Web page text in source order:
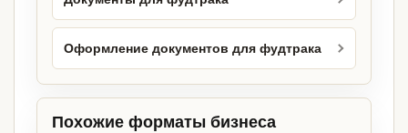
Оформление документов для фудтрака
Похожие форматы бизнеса